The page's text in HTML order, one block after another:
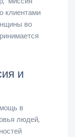
клиентами
во
и
в
людей,